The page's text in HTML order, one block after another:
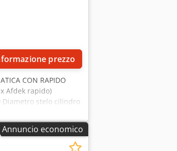
prezzo
CON RAPIDO
Afdek rapido)
Diametro stelo cilindro
Tensione V 400
Annuncio economico